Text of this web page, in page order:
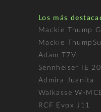
Los más
Mackie Thump
Mackie
Adam T7V
Sennheiser IE
Admira Juanita
Walkasse W-
RCF Evox J11